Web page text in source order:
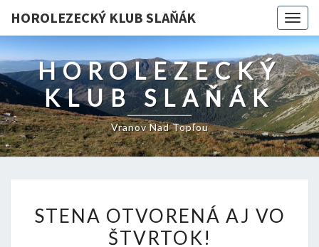
HOROLEZECKÝ KLUB SLAŇÁK
HOROLEZECKÝ
KLUB SLAŇÁK
Vranov Nad Topľou
OTVORENÁ
STENA OTVORENÁ AJ VO
ŠTVRTOK!